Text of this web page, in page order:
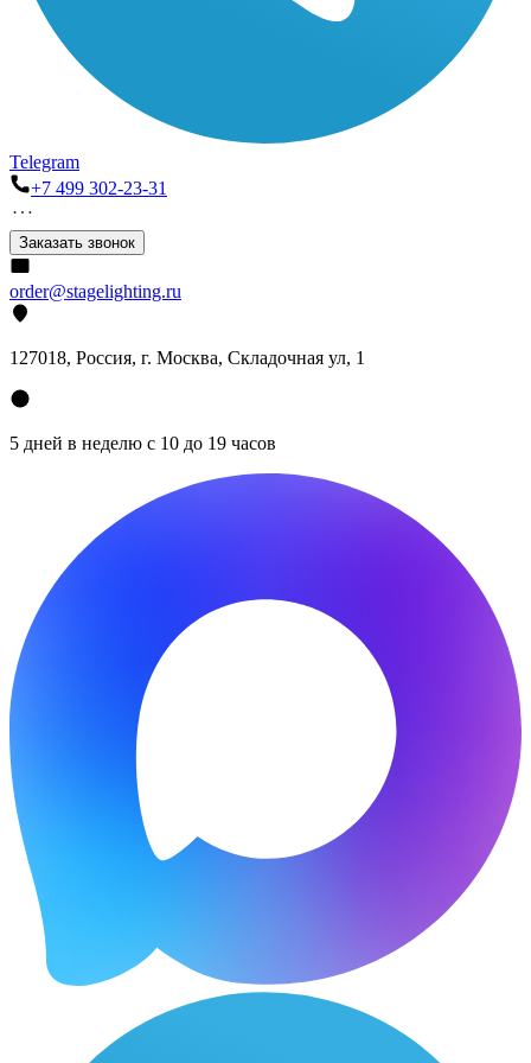
Telegram
+7 499 302-23-31
Заказать звонок
order@stagelighting.ru
127018, Россия, г. Москва, Складочная ул, 1
5 дней в неделю с 10 до 19 часов